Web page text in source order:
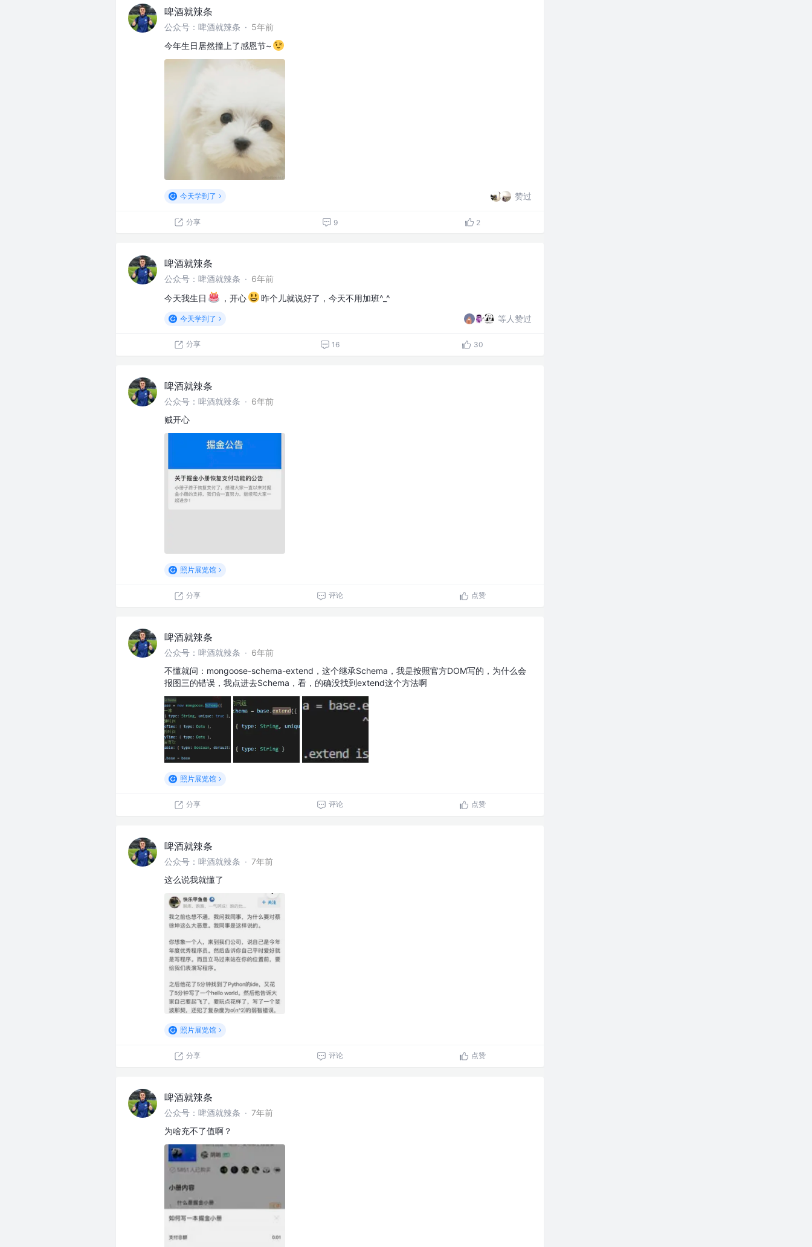
啤酒就辣条
公众号：啤酒就辣条 · 5年前
今年生日居然撞上了感恩节~
今天学到了 赞过
分享 9 2
啤酒就辣条
公众号：啤酒就辣条 · 6年前
今天我生日
，开心 昨个儿就说好了，今天不用加班^_^
今天学到了 等人赞过
分享 16 30
啤酒就辣条
公众号：啤酒就辣条 · 6年前
贼开心
照片展览馆
分享 评论 点赞
啤酒就辣条
公众号：啤酒就辣条 · 6年前
不懂就问：mongoose-schema-extend，这个继承Schema，我是按照官方DOM写的，为什么会
报图三的错误，我点进去Schema，看，的确没找到extend这个方法啊
照片展览馆
分享 评论 点赞
啤酒就辣条
公众号：啤酒就辣条 · 7年前
这么说我就懂了
照片展览馆
分享 评论 点赞
啤酒就辣条
公众号：啤酒就辣条 · 7年前
为啥充不了值啊？